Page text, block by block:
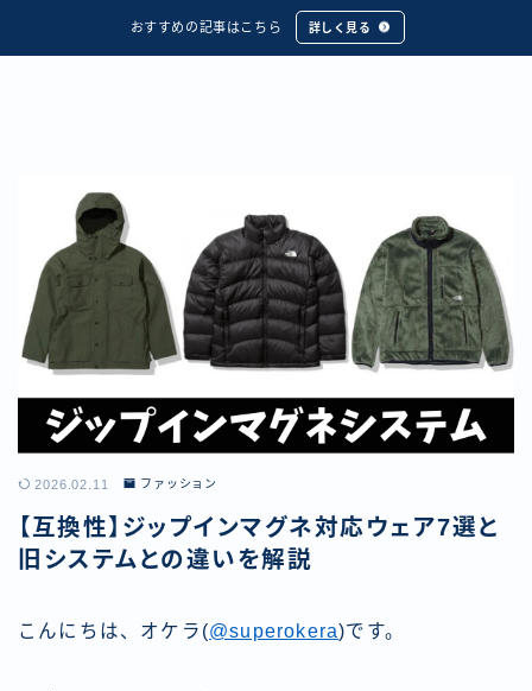
おすすめの記事はこちら 詳しく見る
2026.02.11 ファッション
【互換性】ジップインマグネ対応ウェア7選と
旧システムとの違いを解説
こんにちは、オケラ(@superokera)です。